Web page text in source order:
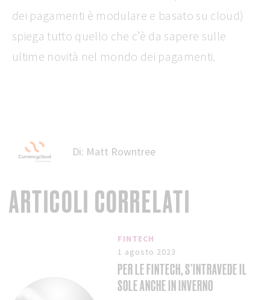
dei pagamenti è modulare e basato su cloud)
spiega tutto quello che c’è da sapere sulle
ultime novità nel mondo dei pagamenti.
Di: Matt Rowntree
ARTICOLI CORRELATI
FINTECH
1 agosto 2023
PER LE FINTECH, S’INTRAVEDE IL
SOLE ANCHE IN INVERNO